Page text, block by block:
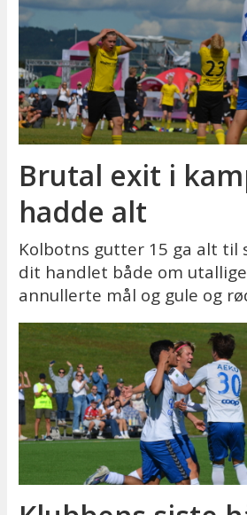
Brutal exit i
hadde alt
Kolbotns gutter 15 ga alt til
dit handlet både om
annullerte mål og gule og